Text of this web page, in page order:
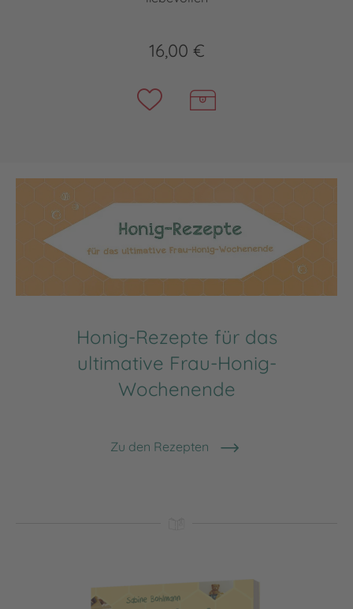
16,00 €
Honig-Rezepte für das
ultimative Frau-Honig-
Wochenende
Zu den Rezepten